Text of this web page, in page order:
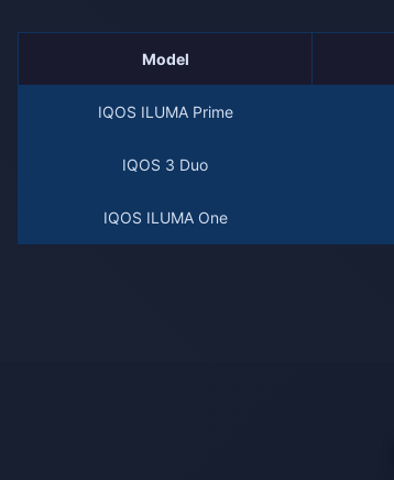
Model
IQOS ILUMA Prime
IQOS 3 Duo
IQOS ILUMA One